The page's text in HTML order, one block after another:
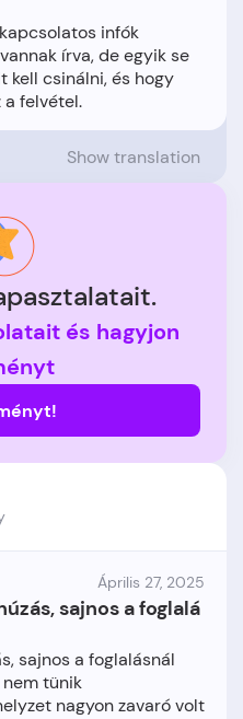
infók
írva, de egyik se
kell csinálni, és hogy
Show translation
és hagyjon
Április 27, 2025
sajnos a foglalá
sajnos a foglalásnál
tünik
nagyon zavaró volt